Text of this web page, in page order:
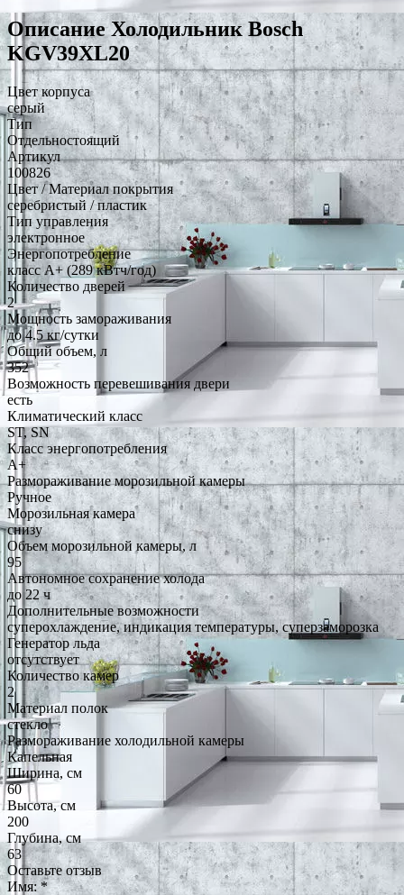
Описание Холодильник Bosch
KGV39XL20
Цвет корпуса
серый
Тип
Отдельностоящий
Артикул
100826
Цвет / Материал покрытия
серебристый / пластик
Тип управления
электронное
Энергопотребление
класс A+ (289 кВтч/год)
Количество дверей
2
Мощность замораживания
до 4.5 кг/cутки
Общий объем, л
352
Возможность перевешивания двери
есть
Климатический класс
ST, SN
Класс энергопотребления
A+
Размораживание морозильной камеры
Ручное
Морозильная камера
снизу
Объем морозильной камеры, л
95
Автономное сохранение холода
до 22 ч
Дополнительные возможности
суперохлаждение, индикация температуры, суперзаморозка
Генератор льда
отсутствует
Количество камер
2
Материал полок
стекло
Размораживание холодильной камеры
Капельная
Ширина, см
60
Высота, см
200
Глубина, см
63
Оставьте отзыв
Имя:*